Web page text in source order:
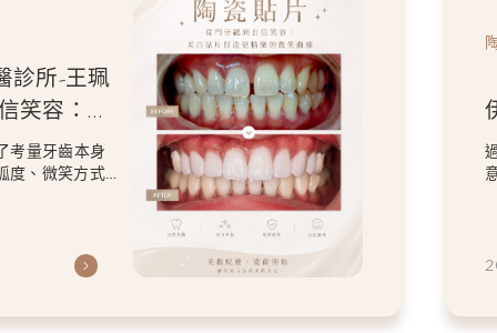
診所-王珮
笑容：美
笑曲線
考量牙齒本身
度、微笑方式